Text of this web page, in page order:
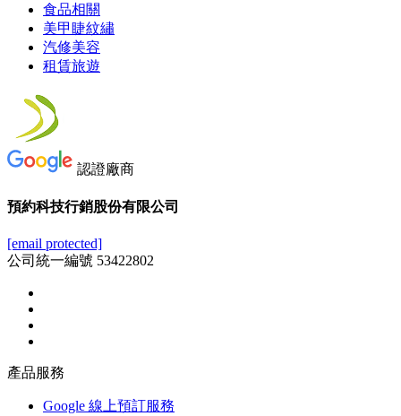
食品相關
美甲睫紋繡
汽修美容
租賃旅遊
認證廠商
預約科技行銷股份有限公司
[email protected]
公司統一編號 53422802
產品服務
Google 線上預訂服務